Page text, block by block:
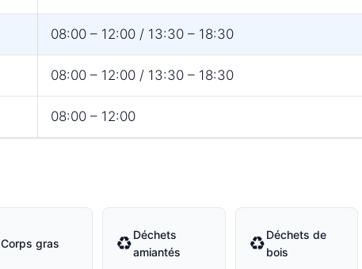
08:00 – 12:00 / 13:30 – 18:30
08:00 – 12:00 / 13:30 – 18:30
08:00 – 12:00
Corps gras ♻Déchets
amiantés
♻Déchets de
bois